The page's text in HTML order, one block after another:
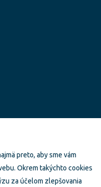
pláň
ul.
01 Nitra
preto, aby sme vám
Okrem takýchto cookies
za účelom zlepšovania